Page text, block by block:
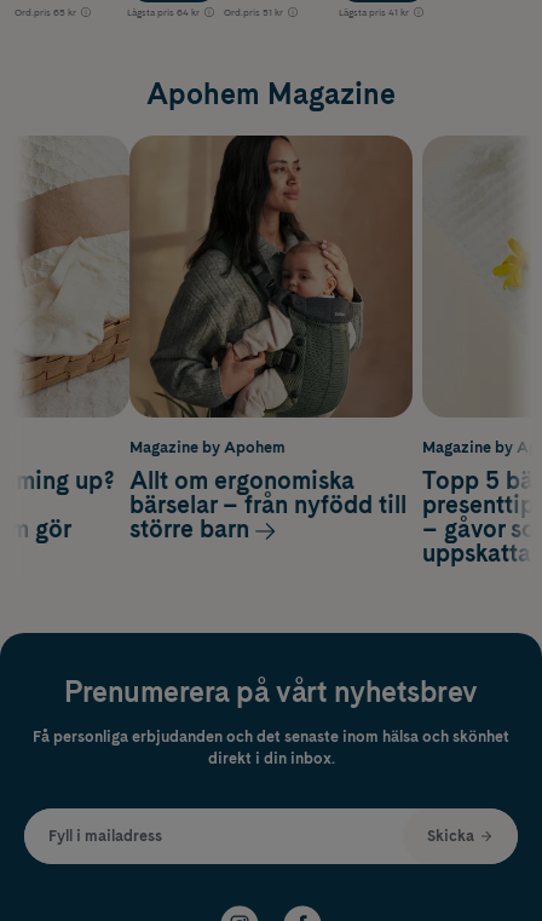
Ord.pris 65 kr Lägsta pris 64 kr Ord.pris 51 kr Lägsta pris 41 kr
Apohem Magazine
Magazine by
Topp 5
– gåvor
up?
gör
Magazine by Apohem
Allt om ergonomiska
bärselar – från nyfödd till
större barn
Prenumerera på vårt nyhetsbrev
Få personliga erbjudanden och det senaste inom hälsa och skönhet
direkt i din inbox.
Fyll i mailadress Skicka